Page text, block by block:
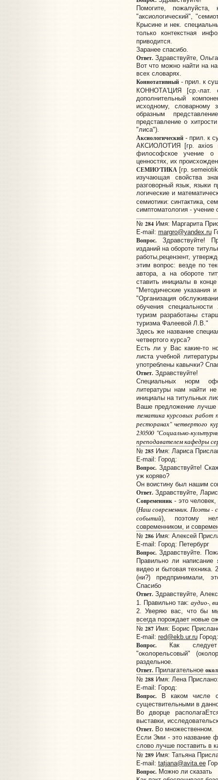
Помогите, пожалуйста,
"аксиологический",
Крысине и нек.
только контекстная
приводится.
Заранее спасибо.
Ответ.Здравствуйте,
Вот что можно найти на
всех словарях.
Коннотативный- прил. к
КОННОТА'ЦИЯ [ср.-лат.
дополнительный
исходному, словарному
образным
представление о
"лиса").
Аксиологический- прил. к
АКСИОЛО'ГИЯ [гр. axios
философское учение о
ценностях, их
СЕМИО'ТИКА[гр.
изучающая свойства
разговорный язык, языки
логические и
семиотики: синтактика,
симптоматология - учение
№ 284Имя: Маргарита
E-mail: margro@yandex.ru
Вопрос.Здравствуйте!
изданий на обороте
работы,рецензент,
этим вопрос: везде по
автора, а на обороте
ставить инициалы в
"Методические указания
"Организация
обучения
туризм разработаны
туризма Фалеевой Л.В."
Здесь же название
четвертого курса?
Есть ли у Вас какие-то
листа учебной
употреблены кавычки?
Ответ.Здравствуйте!
Специальных норм
литературы нам найти
инициалы на титульных
Ваше предложение лучше
тематика курсовых работ
ресторанах" четвертого
230500 "Социально-
преподавателем кафедры
№ 285Имя: Лариса
E-mail: Город:
Вопрос.Здравствуйте!
уж коряво?
Он воистину был нашим
Ответ.Здравствуйте,
Современник- это человек,
(Наш современник. Поэты -
событий), поэтому
современником, и
№ 286Имя: Алексей
E-mail: Город: Петербург
Вопрос.Здравствуйте.
Правильно ли
видео и бытовая
(ни?) предпринимали,
Спасибо
Ответ.Здравствуйте,
1. Правильно так: аудио-,
2. Уверяю вас, что бы
всегда порождает новые
№ 287Имя: Борис
E-mail: red@ekb.ur.ruГород:
Вопрос.Как следует
"околорельсовый"
раздельное.
Ответ.Прилагательное
№ 288Имя: Лена
E-mail: Город:
Вопрос.В каком числе
существительными в
Во дворце
выставки,
Ответ.Во множественном.
Если Эми - это название
слово лучше поставить в
№ 289Имя: Татьяна
E-mail: tatjana@avita.ee
Вопрос.Можно ли сказать